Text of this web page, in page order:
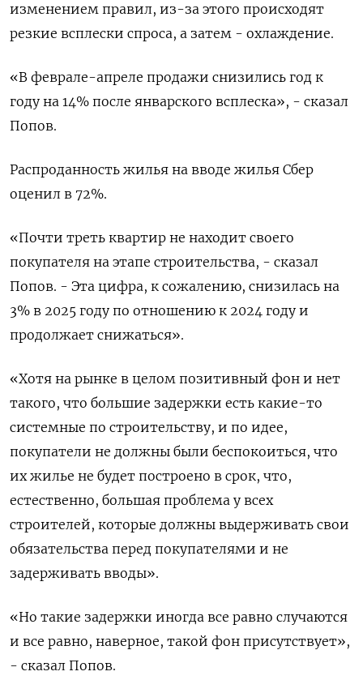
изменением правил, из-за этого происходят
резкие всплески спроса, а затем - охлаждение.
«В феврале-апреле продажи снизились год ​к
году на 14% после январского всплеска», - сказал
Попов.
Распроданность жилья на вводе жилья Сбер
оценил в 72%.
«Почти треть квартир не находит ‌своего
покупателя на этапе строительства, - сказал
Попов. - Эта цифра, к сожалению, снизилась на
3% в 2025 году по отношению к 2024 году ​и
продолжает снижаться».
«Хотя на рынке в целом позитивный фон и нет
такого, что большие задержки есть какие-то
системные по строительству, и по идее,
покупатели не ‌должны были беспокоиться, что
их жилье не будет построено в срок, что,
естественно, большая проблема у всех
строителей, которые должны выдерживать свои
обязательства перед покупателями и не
задерживать вводы».
«Но такие задержки иногда все равно случаются
и все равно, наверное, такой фон ​присутствует»,
- сказал Попов.